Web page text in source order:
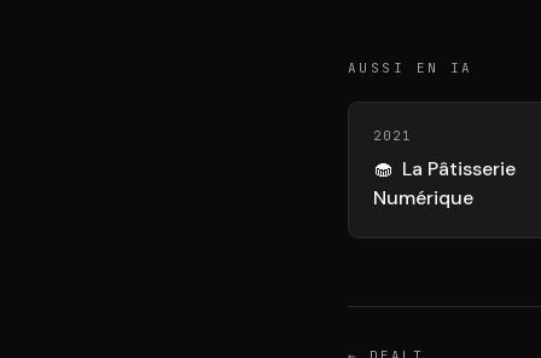
AUSSI EN IA
2021
🧁 La Pâtisserie
Numérique